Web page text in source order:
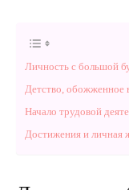
Личность с большой
Детство, обожженное
Начало трудовой
Достижения и личная